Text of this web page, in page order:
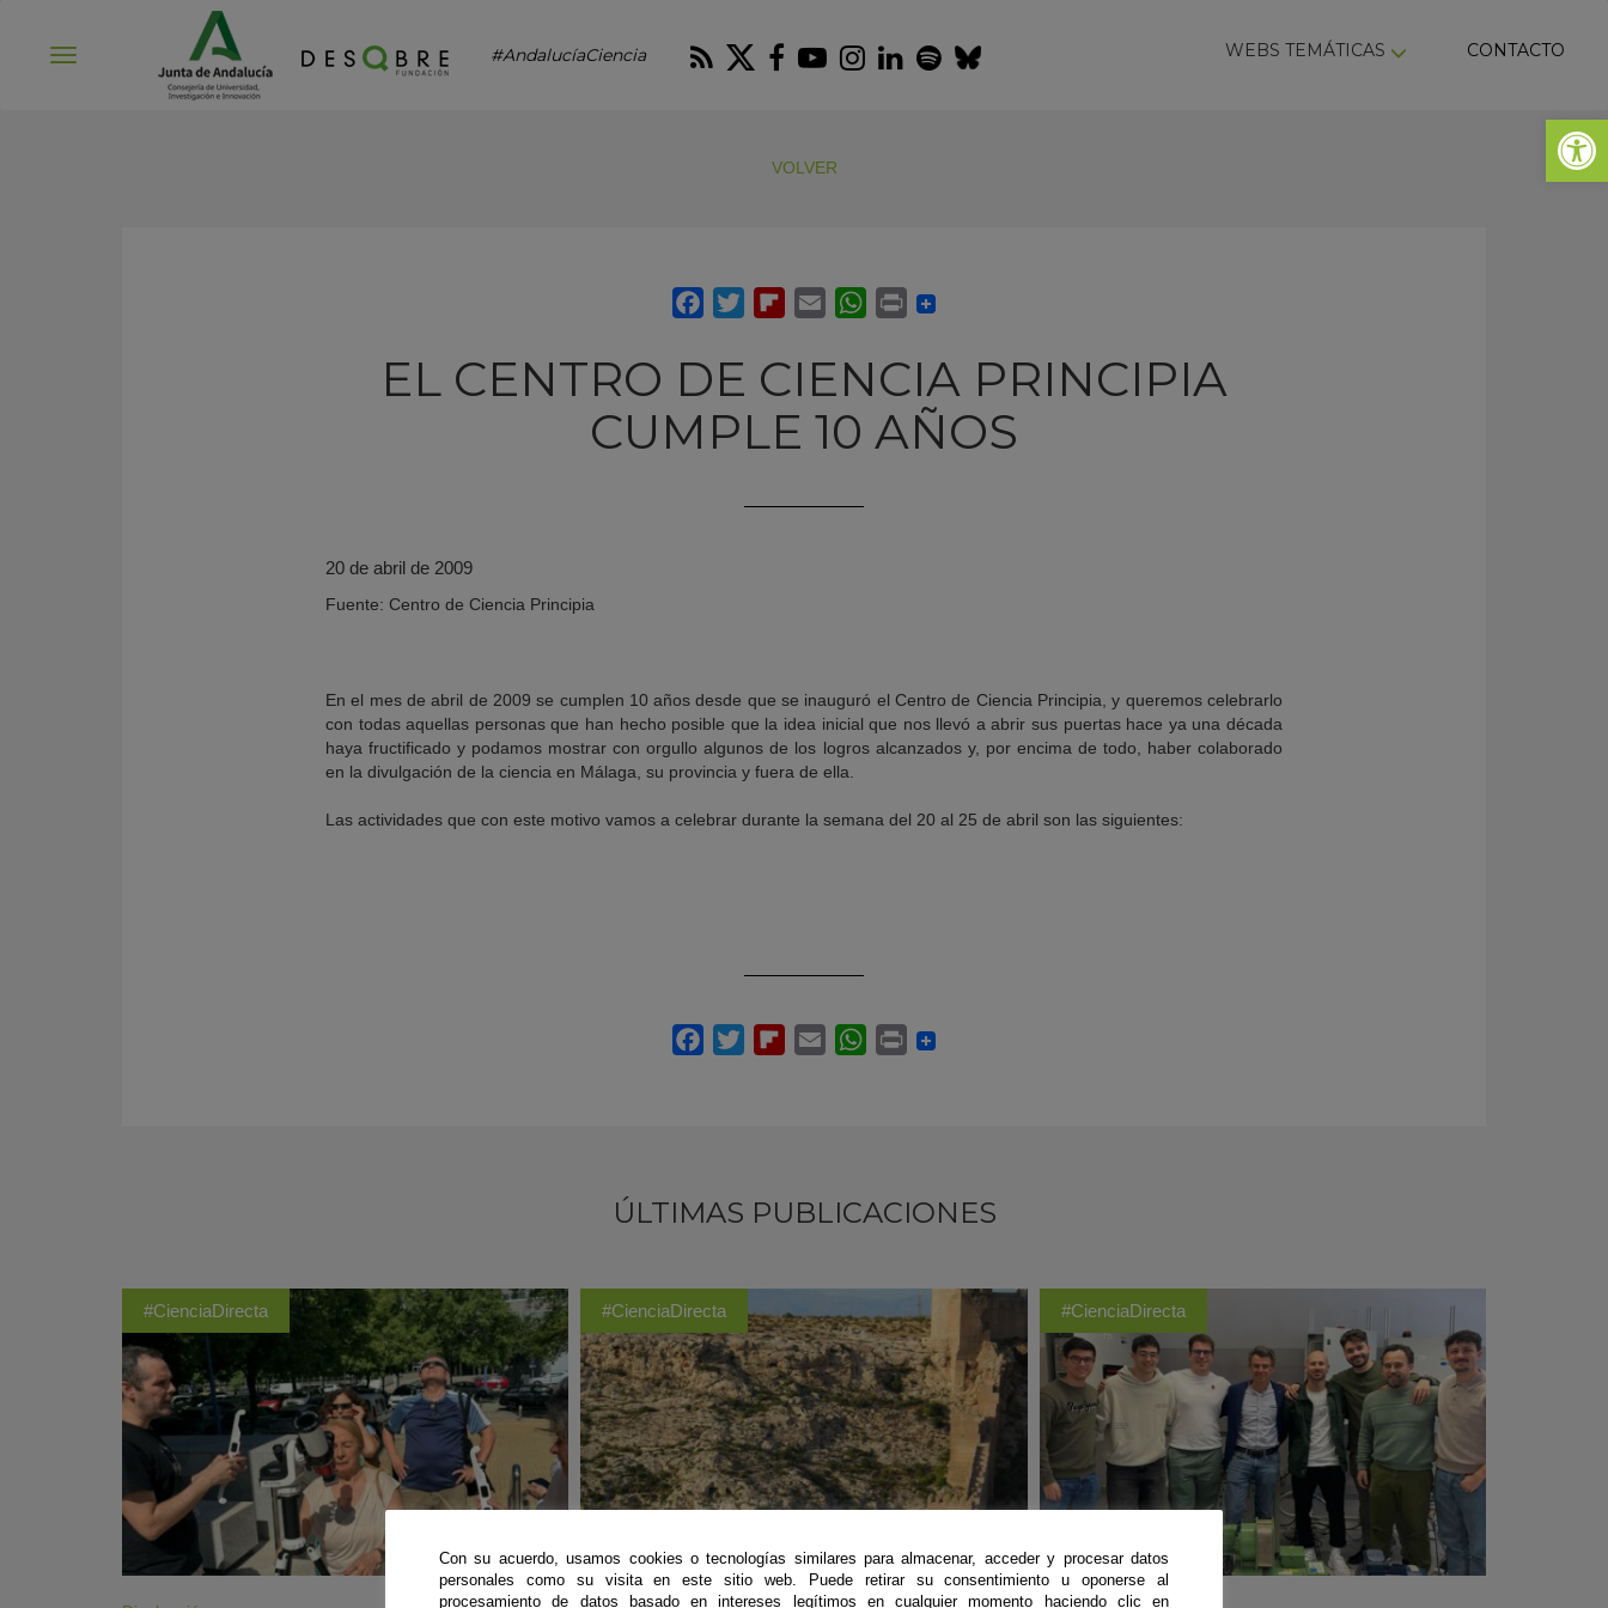
Abrir
#AndalucíaCiencia RSS Twitter
Facebook
Youtube
Instagram
LinkedIn
Spotify
Bluesky WEBS TEMÁTICAS CONTACTO
VOLVER
EL CENTRO DE CIENCIA PRINCIPIA
CUMPLE 10 AÑOS
20 de abril de 2009
Fuente: Centro de Ciencia Principia
En el mes de abril de 2009 se cumplen 10 años desde que se inauguró el Centro de Ciencia Principia, y queremos celebrarlo
con todas aquellas personas que han hecho posible que la idea inicial que nos llevó a abrir sus puertas hace ya una década
haya fructificado y podamos mostrar con orgullo algunos de los logros alcanzados y, por encima de todo, haber colaborado
en la divulgación de la ciencia en Málaga, su provincia y fuera de ella.
Las actividades que con este motivo vamos a celebrar durante la semana del 20 al 25 de abril son las siguientes:
ÚLTIMAS PUBLICACIONES
#CienciaDirecta #CienciaDirecta #CienciaDirecta
Con su acuerdo, usamos cookies o tecnologías similares para almacenar, acceder y procesar datos
personales como su visita en este sitio web. Puede retirar su consentimiento u oponerse al
procesamiento de datos basado en intereses legítimos en cualquier momento haciendo clic en